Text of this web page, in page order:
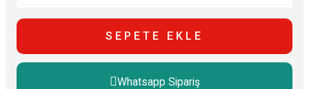
SEPETE EKLE
Whatsapp Sipariş